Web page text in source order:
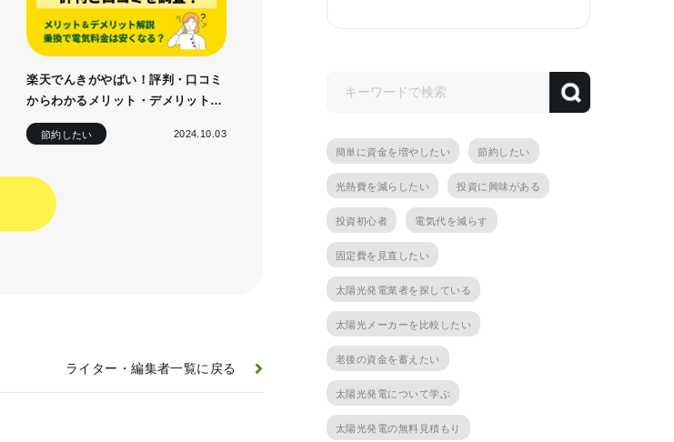
楽天でんきがやばい！評判・口コミ
からわかるメリット・デメリットと
最新料金プラン
節約したい 2024.10.03
ライター・編集者一覧に戻る
簡単に資金を増やしたい 節約したい
光熱費を減らしたい 投資に興味がある
投資初心者 電気代を減らす
固定費を見直したい
太陽光発電業者を探している
太陽光メーカーを比較したい
老後の資金を蓄えたい
太陽光発電について学ぶ
太陽光発電の無料見積もり